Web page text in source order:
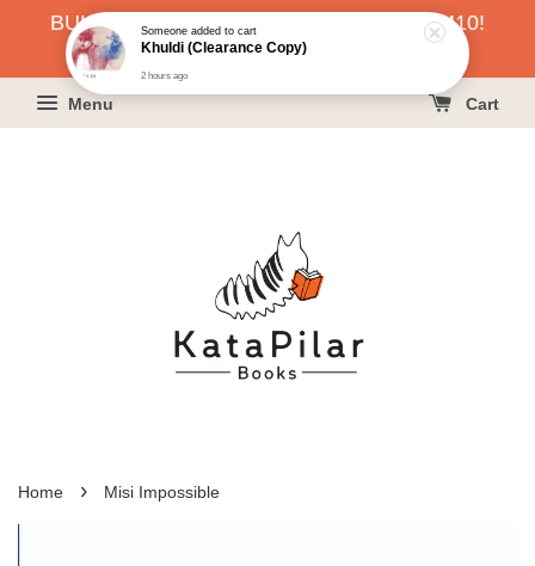
BUKU HARGA RAHMAH SERENDAH RM10!
KLIK SINI UNTUK PESAN!
Menu Cart
Home › Misi Impossible
Someoneadded to cart
Khuldi (Clearance Copy)
2 hours ago